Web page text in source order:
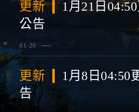
更新
1月21日
公告
01-20
查看詳情
更新
1月8日04:50
告